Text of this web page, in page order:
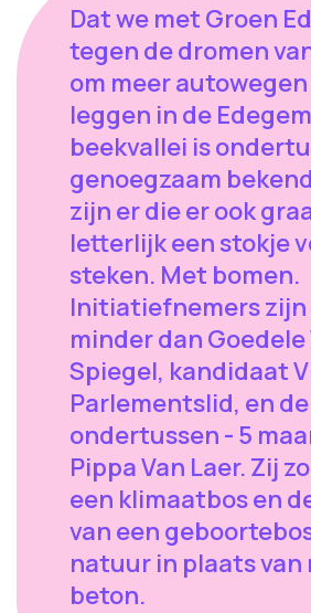
Dat we met Groen
tegen de dromen
om meer
leggen in de
beekvallei is
genoegzaam
zijn er die er ook
letterlijk een stokje
steken. Met bomen.
Initiatiefnemers zijn
minder dan Goedele
Spiegel, kandidaat
Parlementslid, en
ondertussen - 5
Pippa Van Laer. Zij
een klimaatbos en
van een
natuur in plaats van
beton.